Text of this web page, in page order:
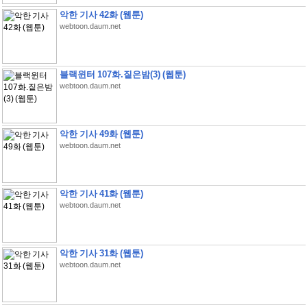
악한 기사 42화 (웹툰)
webtoon.daum.net
블랙윈터 107화.짙은밤(3) (웹툰)
webtoon.daum.net
악한 기사 49화 (웹툰)
webtoon.daum.net
악한 기사 41화 (웹툰)
webtoon.daum.net
악한 기사 31화 (웹툰)
webtoon.daum.net